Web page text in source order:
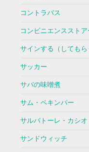
コントラバス
コンビニエンスストア
サインする（してもら
サッカー
サバの味噌煮
サム・ペキンパー
サルバトーレ・カシオ
サンドウィッチ